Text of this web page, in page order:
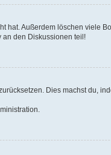
Außerdem löschen viele
an den Diskussionen teil!
Dies machst du,